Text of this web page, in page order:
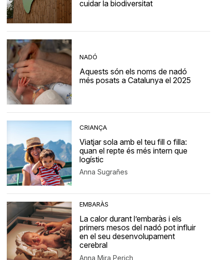
cuidar la biodiversitat
NADÓ
Aquests són els noms de nadó
més posats a Catalunya el 2025
CRIANÇA
Viatjar sola amb el teu fill o filla:
quan el repte és més intern que
logístic
Anna Sugrañes
EMBARÀS
La calor durant l’embaràs i els
primers mesos del nadó pot influir
en el seu desenvolupament
cerebral
Anna Mira Perich